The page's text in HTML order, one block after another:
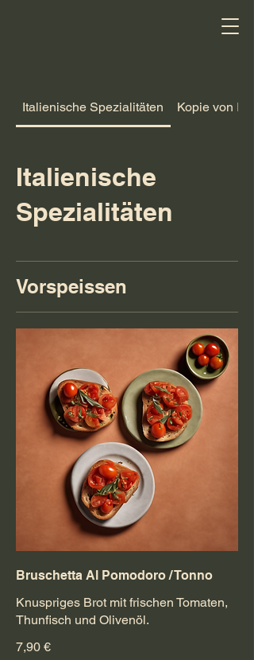
Italienische Spezialitäten Kopie von
Italienische
Spezialitäten
Vorspeissen
Bruschetta Al Pomodoro / Tonno
Knuspriges Brot mit frischen Tomaten,
Thunfisch und Olivenöl.
7,90 €